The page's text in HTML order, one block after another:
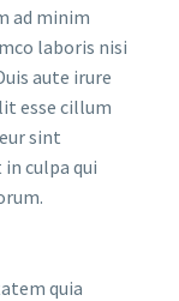
ad minim
laboris nisi
aute irure
esse cillum
sint
culpa qui
quia